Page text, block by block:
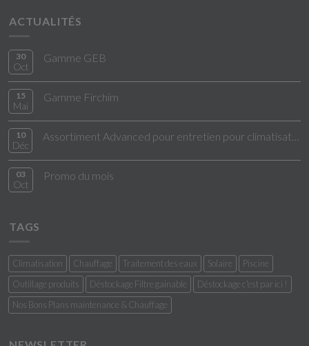
ACTUALITÉS
30
Oct
Gamme GEB
15
Mai
Gamme Firchim
10
Déc
03
Oct
Promo du mois
TAGS
Climatisation Chauffage Traitement des eaux Solaire
Piscine
Outillage produits
Déstockage Filtre gainable
Déstockage c'est par ici !
Nos Bons Plans maintenance & Chauffage